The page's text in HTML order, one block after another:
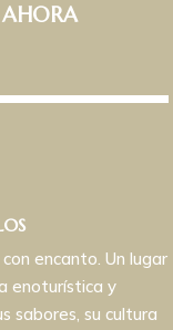
encanto. Un lugar
enoturística y
sabores, su cultura